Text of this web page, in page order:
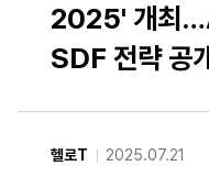
2025' 개최
SDF 전략 공
헬로T 2025.07.21